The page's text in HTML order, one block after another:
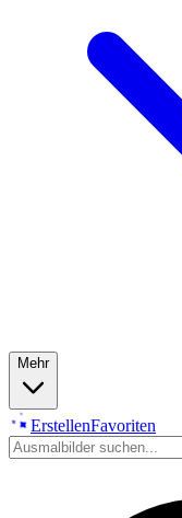
Mehr
ErstellenFavoriten